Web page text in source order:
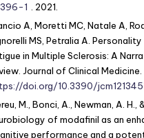
1 . 2021.
A, Moretti MC, Natale A,
MS, Petralia A.
in Multiple Sclerosis: A
Journal of Clinical Medicine.
doi.org/10.3390/
M., Bonci, A., Newman, A. H.,
of modafinil as an
performance and a